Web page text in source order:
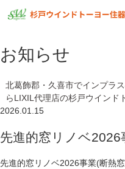
お知らせ
北葛飾郡・久喜市でインプラ
らLIXIL代理店の杉戸ウインド
2026.01.15
先進的窓リノベ2026
先進的窓リノベ2026事業(断熱